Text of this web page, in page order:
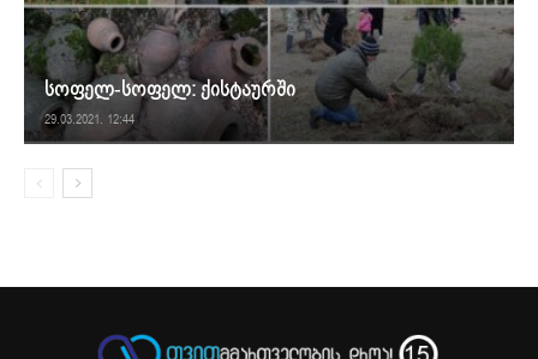
სოფელ-სოფელ: ქისტაურში
29.03.2021. 12:44